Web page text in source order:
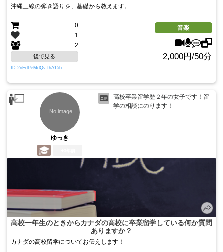
沖縄三線の弾き語りを、基礎から教えます。
0
1
2
音楽
後で見る 2,000円/50分
ID:2nEdPeMdQvThA15b
ゆっき
高校卒業留学歴２年の女子です！留
学の相談にのります！
高校一年生のときからカナダの高校に卒業留学している何か質問
ありますか？
カナダの高校留学についてお伝えします！